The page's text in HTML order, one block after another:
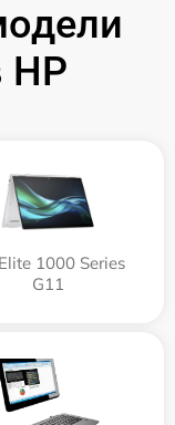
1000 Series
G11